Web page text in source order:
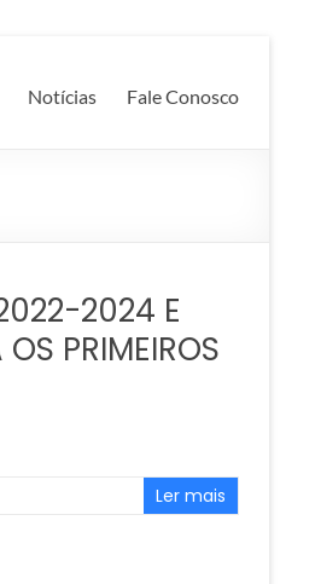
Notícias Fale Conosco
2024 E
PRIMEIROS
Ler mais